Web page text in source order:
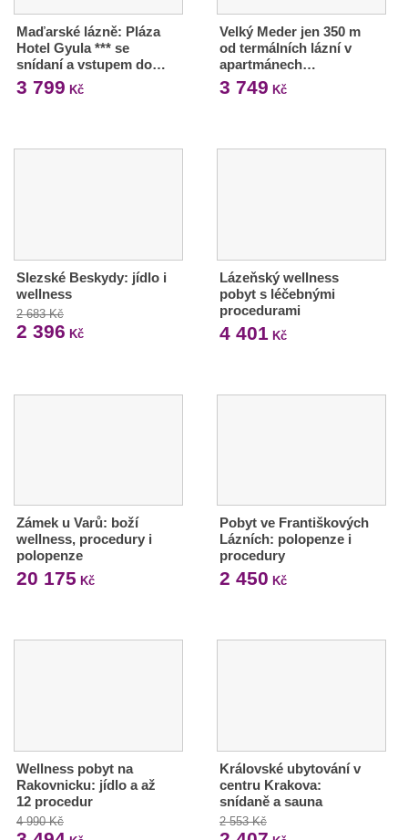
Maďarské lázně: Pláza
Hotel Gyula *** se
snídaní a vstupem do…
3 799 Kč
Velký Meder jen 350 m
od termálních lázní v
apartmánech…
3 749 Kč
Slezské Beskydy: jídlo i
wellness
2 683 Kč
2 396 Kč
Lázeňský wellness
pobyt s léčebnými
procedurami
4 401 Kč
Zámek u Varů: boží
wellness, procedury i
polopenze
20 175 Kč
Pobyt ve Františkových
Lázních: polopenze i
procedury
2 450 Kč
Wellness pobyt na
Rakovnicku: jídlo a až
12 procedur
4 990 Kč
Královské ubytování v
centru Krakova:
snídaně a sauna
2 553 Kč